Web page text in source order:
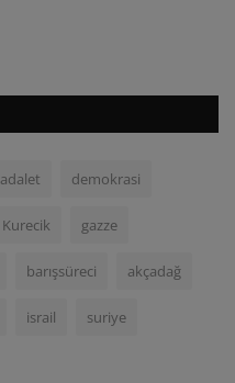
adalet demokrasi
Kurecik gazze
barışsüreci akçadağ
israil suriye